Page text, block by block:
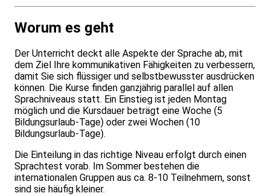
Worum es geht
Der Unterricht deckt alle Aspekte der Sprache ab, mit
dem Ziel Ihre kommunikativen Fähigkeiten zu verbessern,
damit Sie sich flüssiger und selbstbewusster ausdrücken
können. Die Kurse finden ganzjährig parallel auf allen
Sprachniveaus statt. Ein Einstieg ist jeden Montag
möglich und die Kursdauer beträgt eine Woche (5
Bildungsurlaub-Tage) oder zwei Wochen (10
Bildungsurlaub-Tage).
Die Einteilung in das richtige Niveau erfolgt durch einen
Sprachtest vorab. Im Sommer bestehen die
internationalen Gruppen aus ca. 8-10 Teilnehmern, sonst
sind sie häufig kleiner.